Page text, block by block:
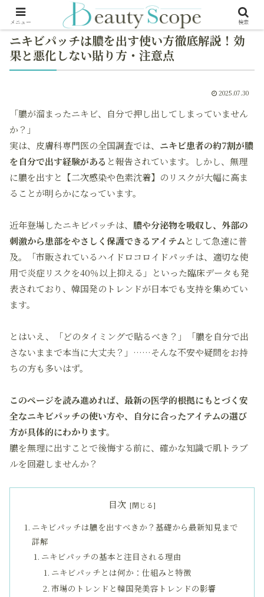
ニキビパッチは膿を出す使い方徹底解説！効
果と悪化しない貼り方・注意点
2025.07.30
「膿が溜まったニキビ、自分で押し出してしまっていません
か？」
実は、皮膚科専門医の全国調査では、 ニキビ患者の約7割が膿
を自分で出す経験がある と報告されています。しかし、無理
に膿を出すと【二次感染や色素沈着】のリスクが大幅に高ま
ることが明らかになっています。
近年登場したニキビパッチは、 膿や分泌物を吸収し、外部の
刺激から患部をやさしく保護できるアイテムとして急速に普
及。「市販されているハイドロコロイドパッチは、適切な使
用で炎症リスクを40％以上抑える」といった臨床データも発
表されており、韓国発のトレンドが日本でも支持を集めてい
ます。
とはいえ、「どのタイミングで貼るべき？」「膿を自分で出
さないままで本当に大丈夫？」……そんな不安や疑問をお持
ちの方も多いはず。
このページを読み進めれば、最新の医学的根拠にもとづく安
全なニキビパッチの使い方や、自分に合ったアイテムの選び
方が具体的にわかります。
膿を無理に出すことで後悔する前に、確かな知識で肌トラブ
ルを回避しませんか？
目次
ニキビパッチは膿を出すべきか？基礎から最新知見まで
詳解
ニキビパッチの基本と注目される理由
ニキビパッチとは何か：仕組みと特徴
市場のトレンドと韓国発美容トレンドの影響
メニュー 検索